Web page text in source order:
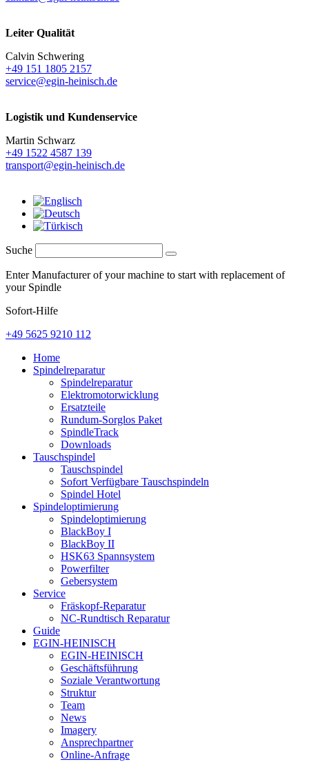
Leiter Qualität
Calvin Schwering
+49 151 1805 2157
service@egin-heinisch.de
Logistik und Kundenservice
Martin Schwarz
+49 1522 4587 139
transport@egin-heinisch.de
Suche
Enter Manufacturer of your machine to start with replacement of
your Spindle
Sofort-Hilfe
+49 5625 9210 112
Home
Spindelreparatur
Spindelreparatur
Elektromotorwicklung
Ersatzteile
Rundum-Sorglos Paket
SpindleTrack
Downloads
Tauschspindel
Tauschspindel
Sofort Verfügbare Tauschspindeln
Spindel Hotel
Spindeloptimierung
Spindeloptimierung
BlackBoy I
BlackBoy II
HSK63 Spannsystem
Powerfilter
Gebersystem
Service
Fräskopf-Reparatur
NC-Rundtisch Reparatur
Guide
EGIN-HEINISCH
EGIN-HEINISCH
Geschäftsführung
Soziale Verantwortung
Struktur
Team
News
Imagery
Ansprechpartner
Online-Anfrage